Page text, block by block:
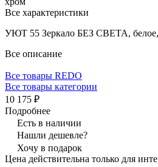
Все характеристики
УЮТ 55 Зеркало БЕЗ СВЕТА,
Все описание
Все товары REDO
Все товары категории
10 175 ₽
Подробнее
Есть в наличии
Нашли дешевле?
Хочу в подарок
Цена действительна только для